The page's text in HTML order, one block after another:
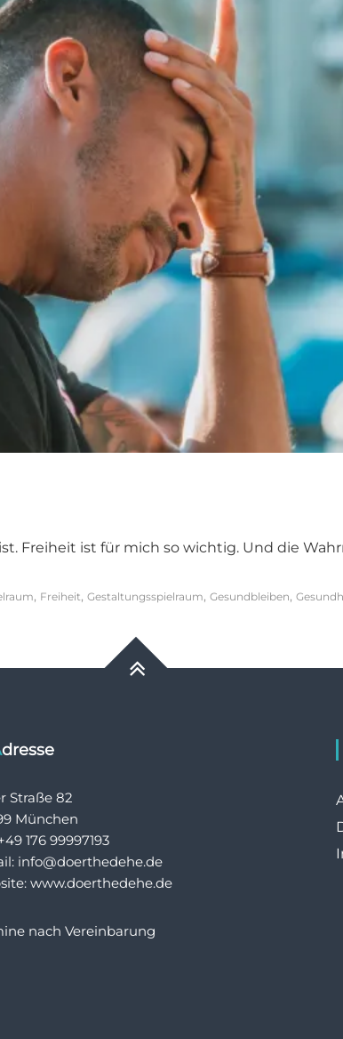
Freiheit ist für mich so wichtig. Und die
, Freiheit, Gestaltungsspielraum, Gesundbleiben,
Adresse
Straße 82
München
176 99997193
info@doerthedehe.de
www.doerthedehe.de
nach Vereinbarung